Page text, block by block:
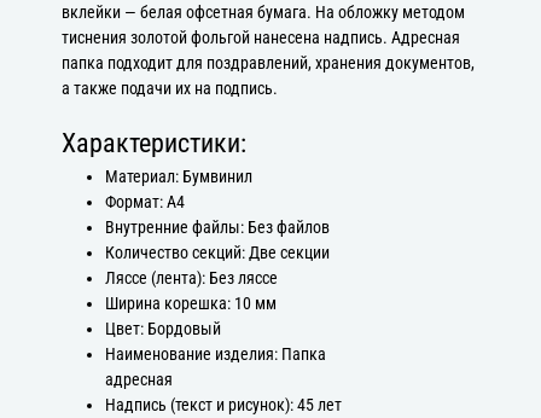
вклейки — белая офсетная бумага. На обложку методом
тиснения золотой фольгой нанесена надпись. Адресная
папка подходит для поздравлений, хранения документов,
а также подачи их на подпись.
Характеристики:
Материал: Бумвинил
Формат: А4
Внутренние файлы: Без файлов
Количество секций: Две секции
Ляссе (лента): Без ляссе
Ширина корешка: 10 мм
Цвет: Бордовый
Наименование изделия: Папка
адресная
Надпись (текст и рисунок): 45 лет